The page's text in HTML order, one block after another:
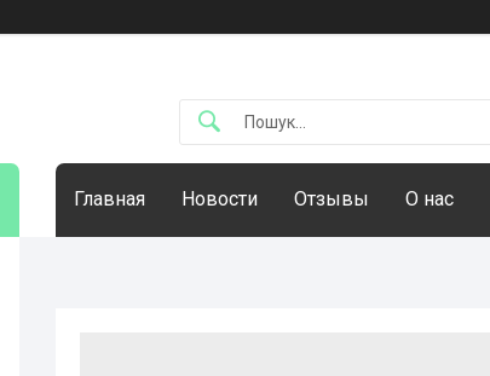
Главная Новости Отзывы О нас